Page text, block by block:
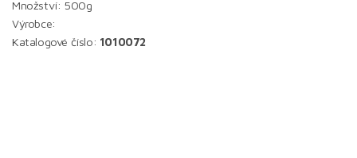
Množství: 500g
Výrobce:
Katalogové číslo: 1010072